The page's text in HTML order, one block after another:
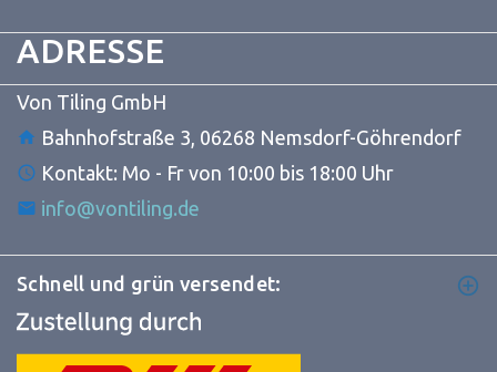
detaillierte Auswahl zu treffen. Deine Auswahl wird nur auf dieser Seite
angewendet. Du kannst deine Einstellungen jederzeit ändern,
Schaltflächen in der Cookie-Richtlinie verwendest oder auf die
Schaltfläche "Einwilligung verwalten" am unteren Bildschirmrand klickst.
Statistiken
Speichern von oder Zugriff auf Informationen auf einem Endgerät,
Messung der Werbeleistung, Messung der Performance von
Marketing
Speichern von oder Zugriff auf Informationen auf einem Endgerät,
ADRESSE
Von Tiling GmbH
Bahnhofstraße 3, 06268 Nemsdorf-Göhrendorf
Kontakt: Mo - Fr von 10:00 bis 18:00 Uhr
info@vontiling.de
Schnell und grün versendet: